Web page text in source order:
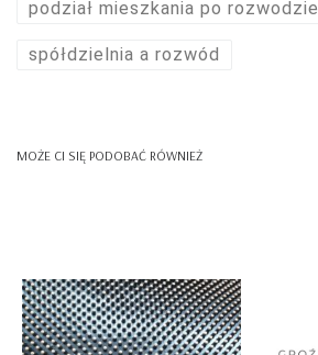
podział mieszkania po rozwodzie
spółdzielnia a rozwód
MOŻE CI SIĘ PODOBAĆ RÓWNIEŻ